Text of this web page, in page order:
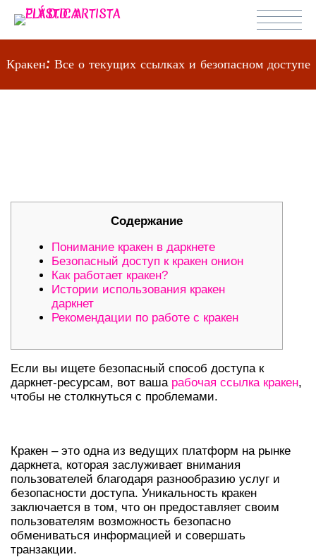
Кракен: Все о текущих ссылках и безопасном доступе
Содержание
Понимание кракен в даркнете
Безопасный доступ к кракен онион
Как работает кракен?
Истории использования кракен
даркнет
Рекомендации по работе с кракен
Если вы ищете безопасный способ доступа к
даркнет-ресурсам, вот ваша рабочая ссылка кракен,
чтобы не столкнуться с проблемами.
Кракен – это одна из ведущих платформ на рынке
даркнета, которая заслуживает внимания
пользователей благодаря разнообразию услуг и
безопасности доступа. Уникальность кракен
заключается в том, что он предоставляет своим
пользователям возможность безопасно
обмениваться информацией и совершать
транзакции.